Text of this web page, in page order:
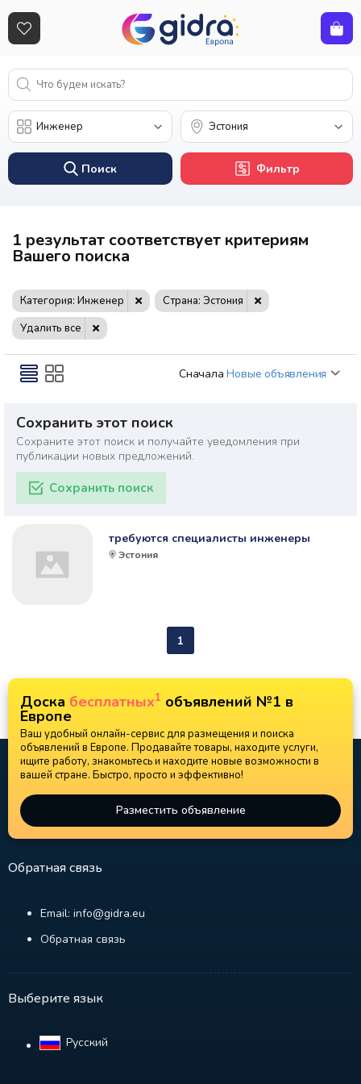
Поиск Фильтр
1 результат соответствует критериям
Вашего поиска
Категория: Инженер
Страна: Эстония
Удалить все
Сначала Новые объявления
Сохранить этот поиск
Сохраните этот поиск и получайте уведомления при
публикации новых предложений.
Сохранить поиск
требуются специалисты инженеры
Эстония
1
Доска бесплатных1 объявлений №1 в
Европе
Ваш удобный онлайн-сервис для размещения и поиска
объявлений в Европе. Продавайте товары, находите услуги,
ищите работу, знакомьтесь и находите новые возможности в
вашей стране. Быстро, просто и эффективно!
Разместить объявление
Обратная связь
Email: info@gidra.eu
Обратная связь
Выберите язык
Русский‎